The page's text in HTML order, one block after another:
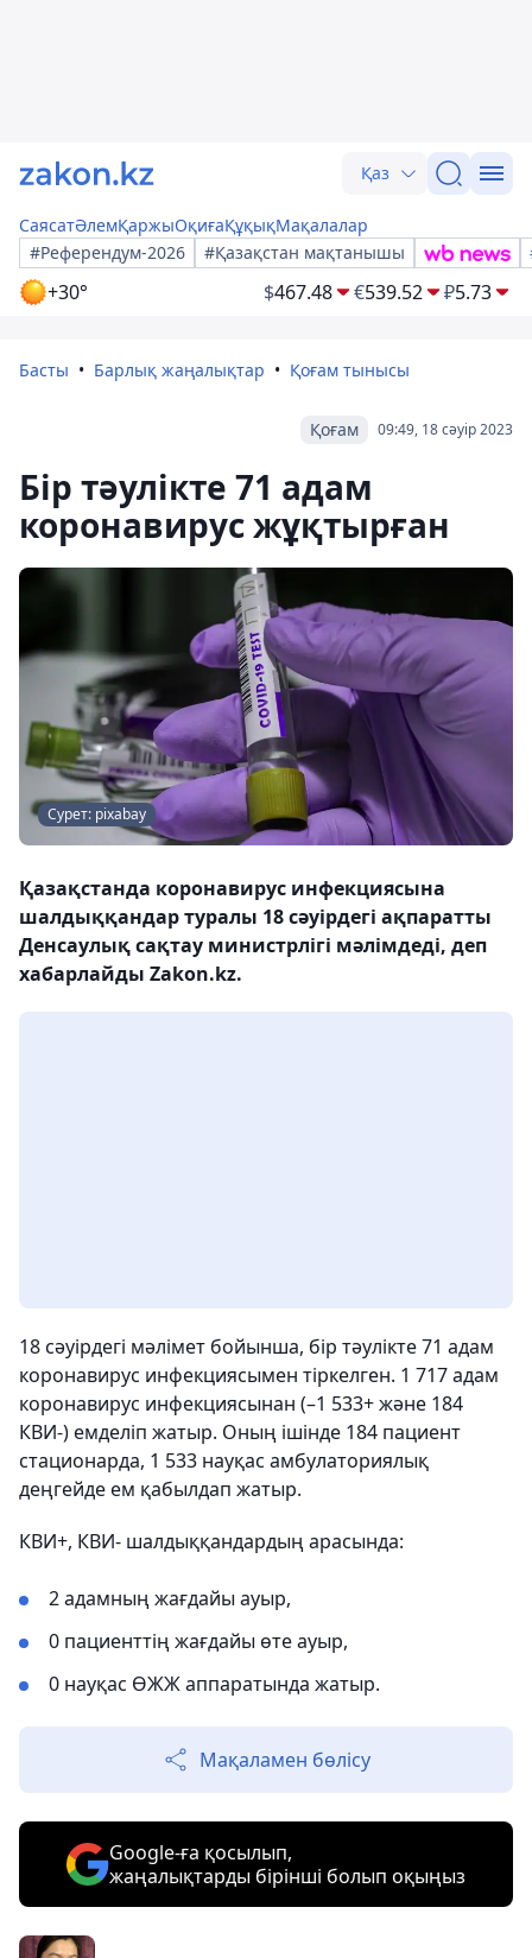
Қаз
СаясатӘлемҚаржыОқиғаҚұқықМақалалар
#Референдум-2026
#Қазақстан мақтанышы
+30° $467.48 €539.52 ₽5.73
Басты Барлық жаңалықтар Қоғам тынысы
09:49, 18 сәуір 2023
Қоғам
Бір тәулікте 71 адам
коронавирус жұқтырған
Сурет: pixabay
Қазақстанда коронавирус инфекциясына
шалдыққандар туралы 18 сәуірдегі ақпаратты
Денсаулық сақтау министрлігі мәлімдеді, деп
хабарлайды Zakon.kz.
18 сәуірдегі мәлімет бойынша, бір тәулікте 71 адам
коронавирус инфекциясымен тіркелген. 1 717 адам
коронавирус инфекциясынан (–1 533+ және 184
КВИ-) емделіп жатыр. Оның ішінде 184 пациент
стационарда, 1 533 науқас амбулаториялық
деңгейде ем қабылдап жатыр.
КВИ+, КВИ- шалдыққандардың арасында:
2 адамның жағдайы ауыр,
0 пациенттің жағдайы өте ауыр,
0 науқас ӨЖЖ аппаратында жатыр.
Мақаламен бөлісу
Google-ға қосылып,
жаңалықтарды бірінші болып оқыңыз